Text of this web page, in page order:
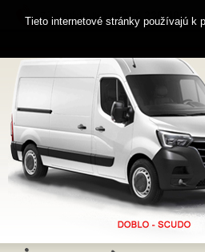
Zákaznícka linka 0914 238 482
Tieto internetové stránky používajú k